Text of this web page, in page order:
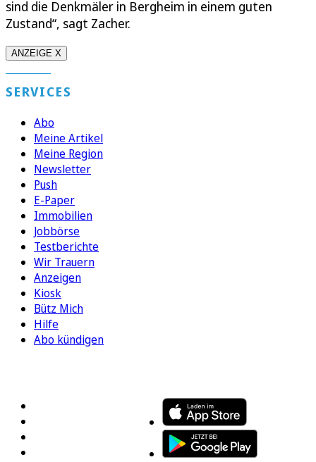
sind die Denkmäler in Bergheim in einem guten
Zustand“, sagt Zacher.
ANZEIGE X
SERVICES
Abo
Meine Artikel
Meine Region
Newsletter
Push
E-Paper
Immobilien
Jobbörse
Testberichte
Wir Trauern
Anzeigen
Kiosk
Bütz Mich
Hilfe
Abo kündigen